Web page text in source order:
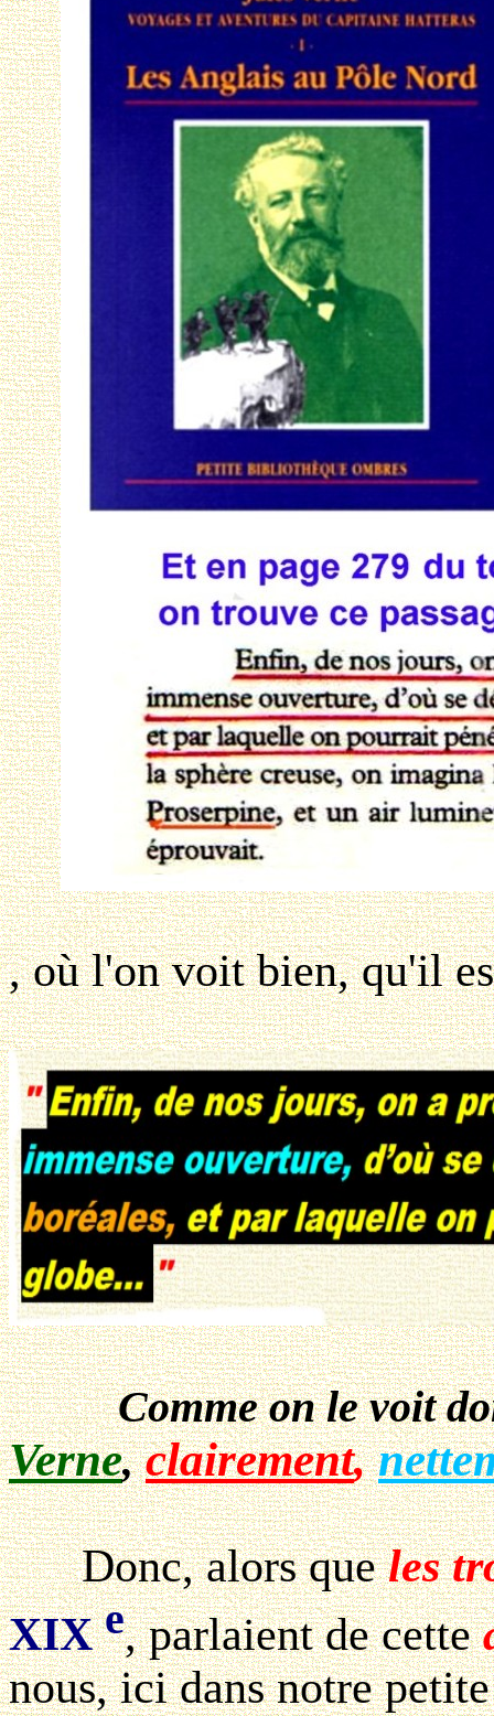
, où l'on voit bien, qu'il
Comme on le voit
Verne, clairement,
Donc, alors queles
XIXe, parlaient de cette
nous, ici dans notre